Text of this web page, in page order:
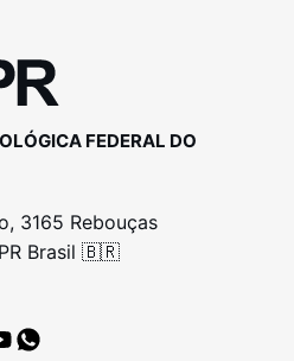
FEDERAL DO
3165 Rebouças
Brasil 🇧🇷